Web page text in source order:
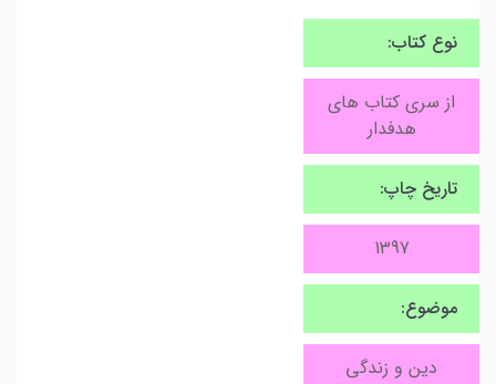
نوع کتاب:
از سری کتاب های
هدفدار
تاریخ چاپ:
1397
موضوع:
دین و زندگی